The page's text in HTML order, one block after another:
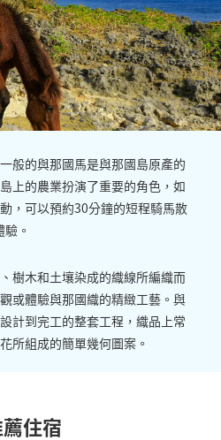
般的與那國馬是與那國島原產的
上的農業扮演了重要的角色，如
，可以預約30分鐘的短程騎馬散
。
樹木和土壤染成的織線所編織而
或體驗與那國織的精緻工藝。與
計到完工的整套工程，織品上常
所組成的簡單幾何圖案。
住宿